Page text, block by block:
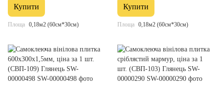
Купити
Площа 0,18м2 (60см*30см)
Купити
Площа 0,18м2 (60см*30см)